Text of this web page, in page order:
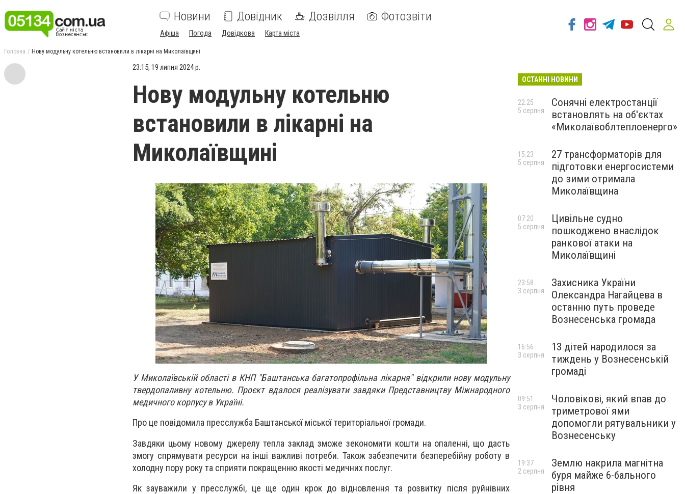
Новини Довідник Дозвілля Фотозвіти
Афіша Погода Довідкова Карта міста
Головна Нову модульну котельню встановили в лікарні на Миколаївщині
23:15, 19 липня 2024 р.
Нову модульну котельню
встановили в лікарні на
Миколаївщині
У Миколаївській області в КНП "Баштанська багатопрофільна лікарня" відкрили нову модульну
твердопаливну котельню. Проєкт вдалося реалізувати завдяки Представництву Міжнародного
медичного корпусу в Україні.
Про це повідомила пресслужба Баштанської міської територіальної громади.
Завдяки цьому новому джерелу тепла заклад зможе зекономити кошти на опаленні, що дасть
змогу спрямувати ресурси на інші важливі потреби. Також забезпечити безперебійну роботу в
холодну пору року та сприяти покращенню якості медичних послуг.
Як зауважили у пресслужбі, це ще один крок до відновлення та розвитку після руйнівних
ОСТАННІ НОВИНИ
Сонячні електростанції
встановлять на об'єктах
«Миколаївоблтеплоенерго»
22:25
5 серпня
27 трансформаторів для
підготовки енергосистеми
до зими отримала
Миколаївщина
15:23
5 серпня
Цивільне судно
пошкоджено внаслідок
ранкової атаки на
Миколаївщині
07:20
5 серпня
Захисника України
Олександра Нагайцева в
останню путь проведе
Вознесенська громада
23:58
3 серпня
13 дітей народилося за
тиждень у Вознесенській
громаді
16:56
3 серпня
Чоловікові, який впав до
триметрової ями
допомогли рятувальники у
Вознесенську
09:51
3 серпня
Землю накрила магнітна
буря майже 6-бального
рівня
19:37
2 серпня